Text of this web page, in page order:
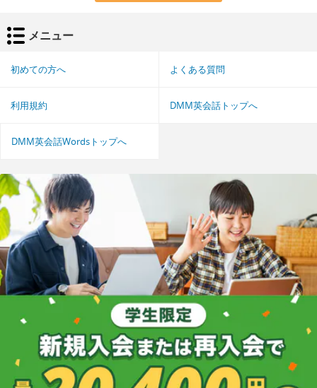
メニュー
初めての方へ よくある質問
利用規約 DMM英会話トップへ
DMM英会話Wordsトップへ